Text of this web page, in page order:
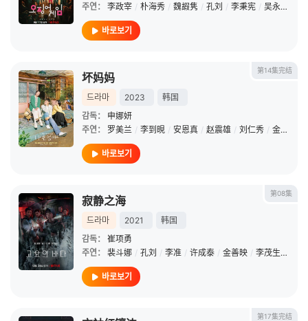
주연：
李政宰 / 朴海秀 / 魏嘏隽 / 孔刘 / 李秉宪 / 吴永洙
바로보기
第14集完结
坏妈妈
드라마 2023
韩国
감독：
申娜妍
주연：
罗美兰 / 李到晛 / 安恩真 / 赵震雄 / 刘仁秀 / 金元海
바로보기
第08集
寂静之海
드라마 2021
韩国
감독：
崔项勇
주연：
裴斗娜 / 孔刘 / 李准 / 许成泰 / 金善映 / 李茂生 /
바로보기
第17集完结